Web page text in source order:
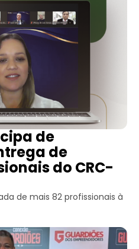
de
de
do CRC-
de mais 82 profissionais à